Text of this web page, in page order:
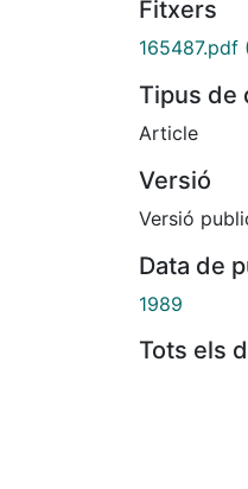
Fitxers
165487.pdf
Tipus de
Article
Versió
Versió
Data de
1989
Tots els